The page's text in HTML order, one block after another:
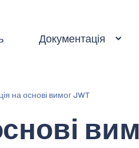
Документація
на основі вимог JWT